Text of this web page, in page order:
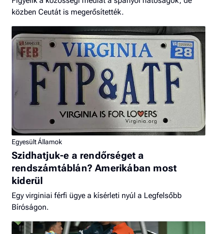
közben Ceutát is megerősítették.
Egyesült Államok
Szidhatjuk-e a rendőrséget a
rendszámtáblán? Amerikában most
kiderül
Egy virginiai férfi ügye a kísérleti nyúl a Legfelsőbb
Bíróságon.